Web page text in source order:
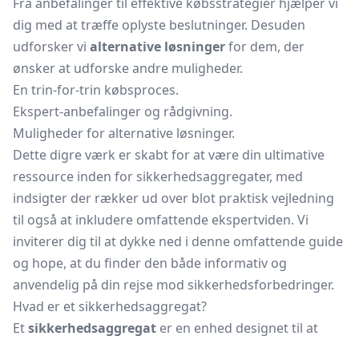
dig med at træffe oplyste beslutninger. Desuden
udforsker vi alternative løsningerfor dem, der
ønsker at udforske andre muligheder.
En trin-for-trin købsproces.
Ekspert-anbefalinger og rådgivning.
Muligheder for alternative løsninger.
Dette digre værk er skabt for at være din ultimative
ressource inden for sikkerhedsaggregater, med
indsigter der rækker ud over blot praktisk vejledning
til også at inkludere omfattende ekspertviden. Vi
inviterer dig til at dykke ned i denne omfattende guide
og hope, at du finder den både informativ og
anvendelig på din rejse mod sikkerhedsforbedringer.
Hvad er et sikkerhedsaggregat?
Etsikkerhedsaggregat er en enhed designet til at